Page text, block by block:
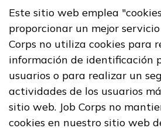
Este sitio web emplea
proporcionar un mejor
Corps no utiliza cookies para
información de identificación
usuarios o para realizar un
actividades de los usuarios
sitio web. Job Corps no
cookies en nuestro sitio web